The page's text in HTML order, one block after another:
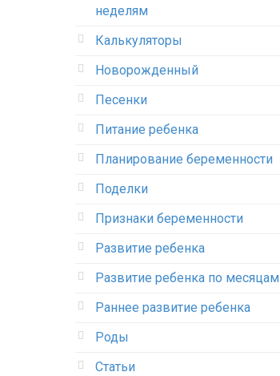
неделям
Калькуляторы
Новорожденный
Песенки
Питание ребенка
Планирование беременности
Поделки
Признаки беременности
Развитие ребенка
Развитие ребенка по месяцам
Раннее развитие ребенка
Роды
Статьи